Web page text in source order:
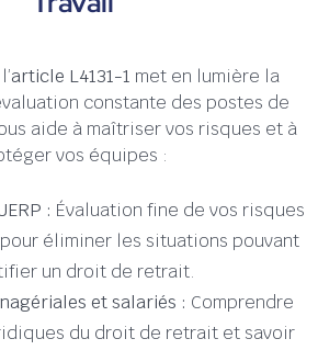
article L4131-1 met en lumière la
constante des postes de
aide à maîtriser vos risques et à
vos équipes :
: Évaluation fine de vos risques
éliminer les situations pouvant
un droit de retrait.
et salariés : Comprendre
du droit de retrait et savoir